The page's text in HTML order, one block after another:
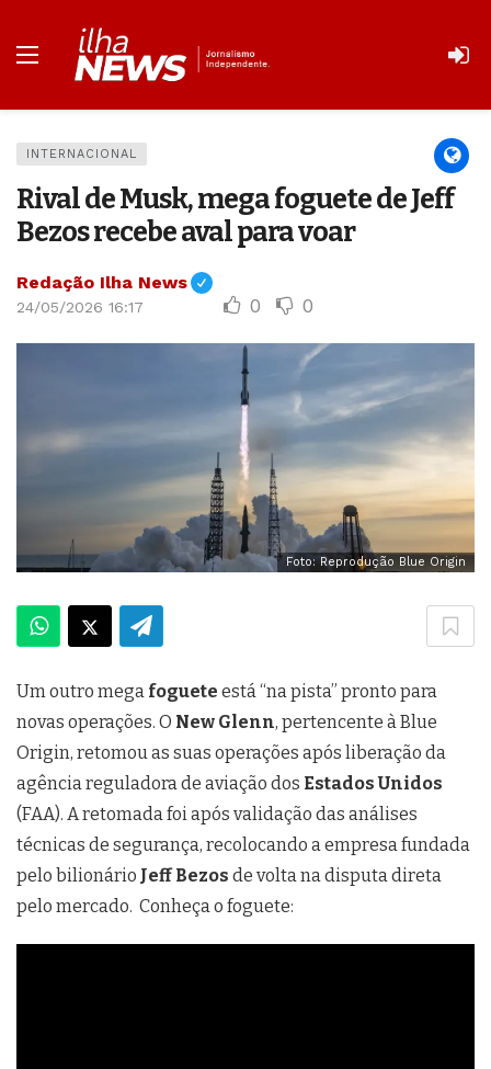
INTERNACIONAL
Rival de Musk, mega foguete de Jeff
Bezos recebe aval para voar
Redação Ilha News
24/05/2026 16:17 0 0
Foto: Reprodução Blue Origin
Um outro mega foguete está “na pista” pronto para
novas operações. O New Glenn, pertencente à Blue
Origin, retomou as suas operações após liberação da
agência reguladora de aviação dos Estados Unidos
(FAA). A retomada foi após validação das análises
técnicas de segurança, recolocando a empresa fundada
pelo bilionário Jeff Bezos de volta na disputa direta
pelo mercado. Conheça o foguete: